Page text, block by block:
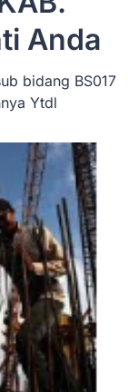
Anda
bidang BS017
Ytdl